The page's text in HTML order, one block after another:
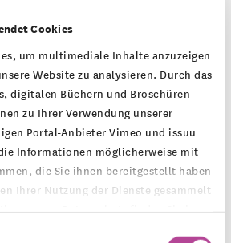
Cookies
um multimediale Inhalte anzuzeigen
Website zu analysieren. Durch das
digitalen Büchern und Broschüren
zu Ihrer Verwendung unserer
Portal-Anbieter Vimeo und issuu
Informationen möglicherweise mit
die Sie ihnen bereitgestellt haben
Ihrer Nutzung der Dienste gesammelt
zum Datenschutz finden Sie in
der Säule I
kommunalen
Instandhaltung der